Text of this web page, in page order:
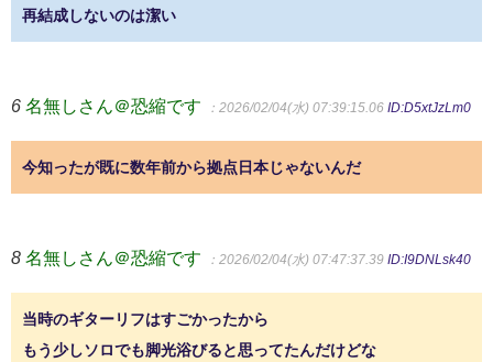
再結成しないのは潔い
6 名無しさん＠恐縮です ：2026/02/04(水) 07:39:15.06 ID:D5xtJzLm0
今知ったが既に数年前から拠点日本じゃないんだ
8 名無しさん＠恐縮です ：2026/02/04(水) 07:47:37.39 ID:I9DNLsk40
当時のギターリフはすごかったから
もう少しソロでも脚光浴びると思ってたんだけどな